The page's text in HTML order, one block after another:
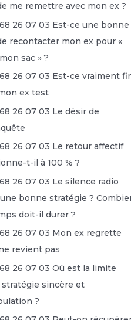
me remettre avec mon ex ?
26 07 03 Est-ce une bonne
recontacter mon ex pour «
sac » ?
26 07 03 Est-ce vraiment
ex test
26 07 03 Le désir de
26 07 03 Le retour affectif
t-il à 100 % ?
26 07 03 Le silence radio
bonne stratégie ?
doit-il durer ?
26 07 03 Mon ex regrette
revient pas
26 07 03 Où est la limite
sincère et
?